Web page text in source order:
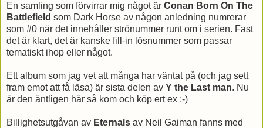
En samling som förvirrar mig något är Conan Born On The
Battlefield som Dark Horse av någon anledning numrerar
som #0 när det innehåller strönummer runt om i serien. Fast
det är klart, det är kanske fill-in lösnummer som passar
tematiskt ihop eller något.
Ett album som jag vet att många har väntat på (och jag sett
fram emot att få läsa) är sista delen av Y the Last man. Nu
är den äntligen här så kom och köp ert ex ;-)
Billighetsutgåvan av Eternals av Neil Gaiman fanns med